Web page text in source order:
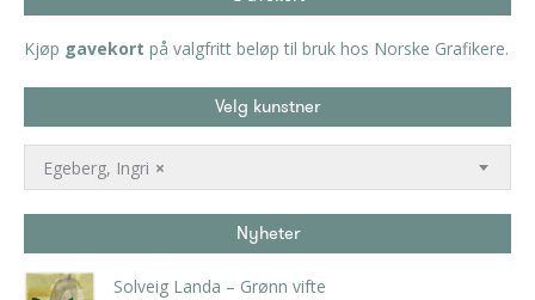
Kjøp gavekort på valgfritt beløp til bruk hos Norske Grafikere.
Velg kunstner
×
Egeberg, Ingri
Nyheter
Solveig Landa – Grønn vifte